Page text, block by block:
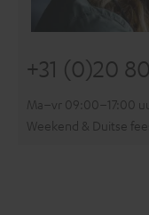
+31 (0)20
Ma–vr 09:00–17:00
Weekend & Duitse